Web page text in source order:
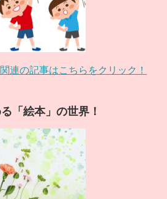
連の記事はこちらをクリック！
「絵本」の世界！